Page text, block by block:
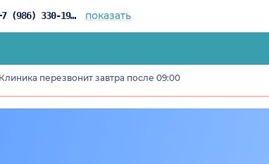
+7 (986) 330-19-26 показать
Клиника перезвонит завтра после 09:00